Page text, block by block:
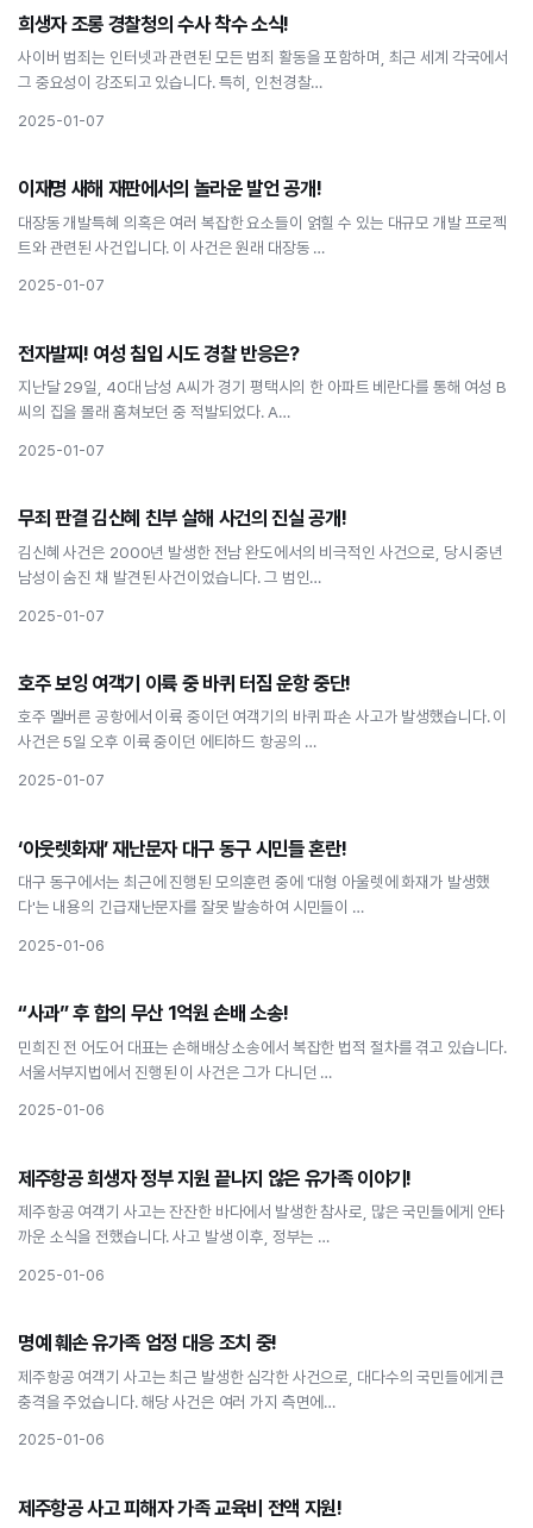
희생자 조롱 경찰청의 수사 착수 소식!
사회
희생자 조롱 경찰청의 수사 착수 소식!
사이버 범죄는 인터넷과 관련된 모든 범죄 활동을 포함하며, 최근 세계 각국에서
그 중요성이 강조되고 있습니다. 특히, 인천경찰…
2025-01-07
이재명 새해 재판에서의 놀라운 발언 공개!
사회
이재명 새해 재판에서의 놀라운 발언 공개!
대장동 개발특혜 의혹은 여러 복잡한 요소들이 얽힐 수 있는 대규모 개발 프로젝
트와 관련된 사건입니다. 이 사건은 원래 대장동 …
2025-01-07
전자발찌! 여성 침입 시도 경찰 반응은?
사회
전자발찌! 여성 침입 시도 경찰 반응은?
지난달 29일, 40대 남성 A씨가 경기 평택시의 한 아파트 베란다를 통해 여성 B
씨의 집을 몰래 훔쳐보던 중 적발되었다. A…
2025-01-07
무죄 판결 김신혜 친부 살해 사건의 진실 공개!
사회
무죄 판결 김신혜 친부 살해 사건의 진실 공개!
김신혜 사건은 2000년 발생한 전남 완도에서의 비극적인 사건으로, 당시 중년
남성이 숨진 채 발견된 사건이었습니다. 그 범인…
2025-01-07
호주 보잉 여객기 이륙 중 바퀴 터짐 운항 중단!
사회
호주 보잉 여객기 이륙 중 바퀴 터짐 운항 중단!
호주 멜버른 공항에서 이륙 중이던 여객기의 바퀴 파손 사고가 발생했습니다. 이
사건은 5일 오후 이륙 중이던 에티하드 항공의 …
2025-01-07
‘아웃렛화재’ 재난문자 대구 동구 시민들 혼란!
사회
‘아웃렛화재’ 재난문자 대구 동구 시민들 혼란!
대구 동구에서는 최근에 진행된 모의훈련 중에 '대형 아울렛에 화재가 발생했
다'는 내용의 긴급재난문자를 잘못 발송하여 시민들이 …
2025-01-06
“사과” 후 합의 무산 1억원 손배 소송!
사회
“사과” 후 합의 무산 1억원 손배 소송!
민희진 전 어도어 대표는 손해배상 소송에서 복잡한 법적 절차를 겪고 있습니다.
서울서부지법에서 진행된 이 사건은 그가 다니던 …
2025-01-06
제주항공 희생자 정부 지원 끝나지 않은 유가족 이야기!
사회
제주항공 희생자 정부 지원 끝나지 않은 유가족 이야기!
제주항공 여객기 사고는 잔잔한 바다에서 발생한 참사로, 많은 국민들에게 안타
까운 소식을 전했습니다. 사고 발생 이후, 정부는 …
2025-01-06
명예 훼손 유가족 엄정 대응 조치 중!
사회
명예 훼손 유가족 엄정 대응 조치 중!
제주항공 여객기 사고는 최근 발생한 심각한 사건으로, 대다수의 국민들에게 큰
충격을 주었습니다. 해당 사건은 여러 가지 측면에…
2025-01-06
제주항공 사고 피해자 가족 교육비 전액 지원!
사회
제주항공 사고 피해자 가족 교육비 전액 지원!